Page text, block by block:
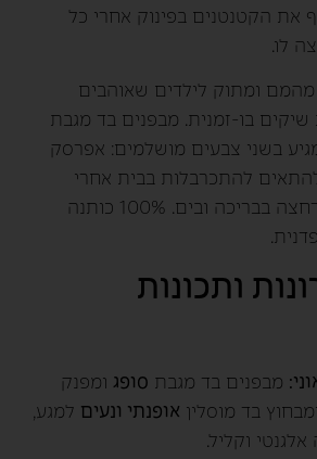
את הקטנטנים בפינוק אחרי כל
לו.
ומתוק לילדים שאוהבים
בו-זמנית. מבפנים בד מגבת
בשני צבעים מושלמים: אפרסק
להתאים להתכרבלות בבית אחרי
אמבטיה, וגם אחרי רחצה בבריכה ובים. 100% כותנה
ותכונות
מבפנים בד מגבת סופג ומפנק
בד מוסלין אופנתי ונעים למגע,
וקליל.